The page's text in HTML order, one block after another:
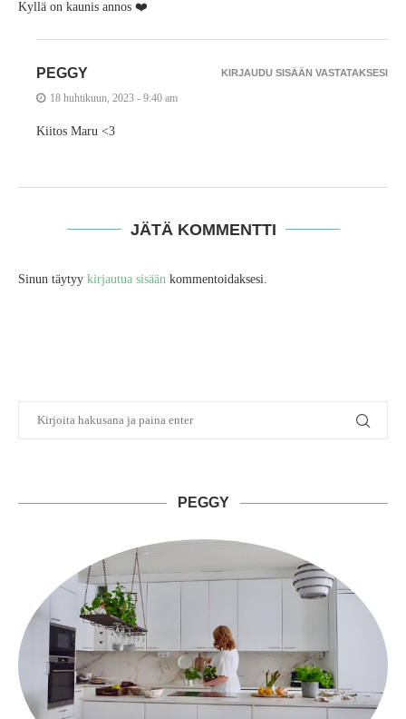
Kyllä on kaunis annos ❤️
PEGGY
18 huhtikuun, 2023 - 9:40 am
Kiitos Maru <3
KIRJAUDU SISÄÄN VASTATAKSESI
JÄTÄ KOMMENTTI
Sinun täytyy kirjautua sisään kommentoidaksesi.
PEGGY